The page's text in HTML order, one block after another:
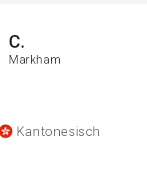
C.
Markham
Kantonesisch